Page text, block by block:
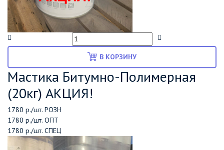
В КОРЗИНУ
Мастика Битумно-Полимерная
(20кг) АКЦИЯ!
1780 р./шт. РОЗН
1780 р./шт. ОПТ
1780 р./шт. СПЕЦ